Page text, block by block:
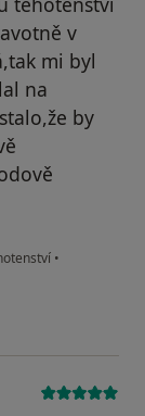
v
mi byl
na
by
•